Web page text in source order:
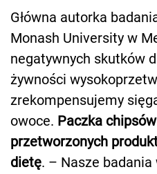
Główna autorka
Monash University w
negatywnych skutków
żywności
zrekompensujemy
owoce. Paczka
przetworzonych
dietę. – Nasze badania